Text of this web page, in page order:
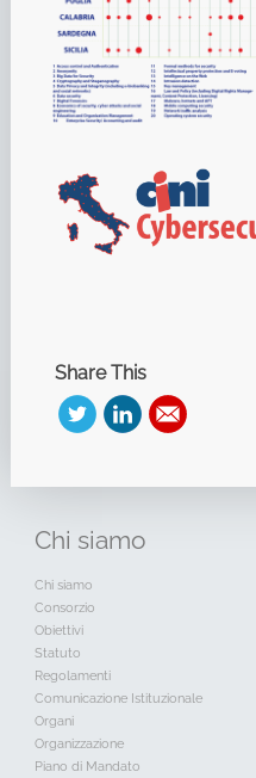
Share This
Chi siamo
Chi siamo
Consorzio
Obiettivi
Statuto
Regolamenti
Comunicazione Istituzionale
Organi
Organizzazione
Piano di Mandato